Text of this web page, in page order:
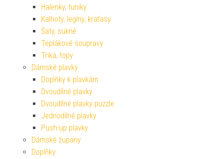
Halenky, tuniky
Kalhoty, legíny, kraťasy
Šaty, sukně
Teplákové soupravy
Trika, topy
Dámské plavky
Doplňky k plavkám
Dvoudílné plavky
Dvoudílné plavky puzzle
Jednodílné plavky
Push-up plavky
Dámské župany
Doplňky